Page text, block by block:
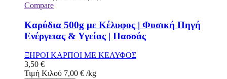
Compare
Καρύδια 500g με Κέλυφος | Φυσική Πηγή
Ενέργειας & Υγείας | Πασσάς
ΞΗΡΟΙ ΚΑΡΠΟΙ ΜΕ ΚΕΛΥΦΟΣ
3,50 €
Τιμή Κιλού 7,00 € /kg